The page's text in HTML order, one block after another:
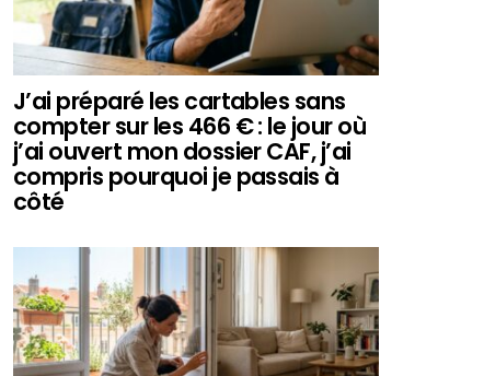
J’ai préparé les cartables sans
compter sur les 466 € : le jour où
j’ai ouvert mon dossier CAF, j’ai
compris pourquoi je passais à
côté